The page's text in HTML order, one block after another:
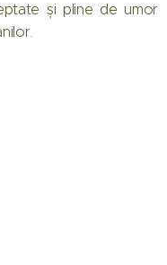
și pline de umor